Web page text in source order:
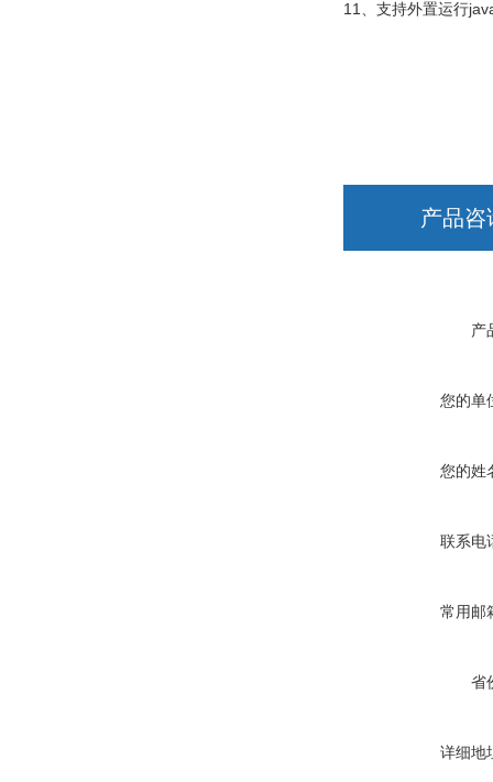
11、支持外置运行
产品咨
产
您的单
您的姓
联系电
常用邮
省
详细地